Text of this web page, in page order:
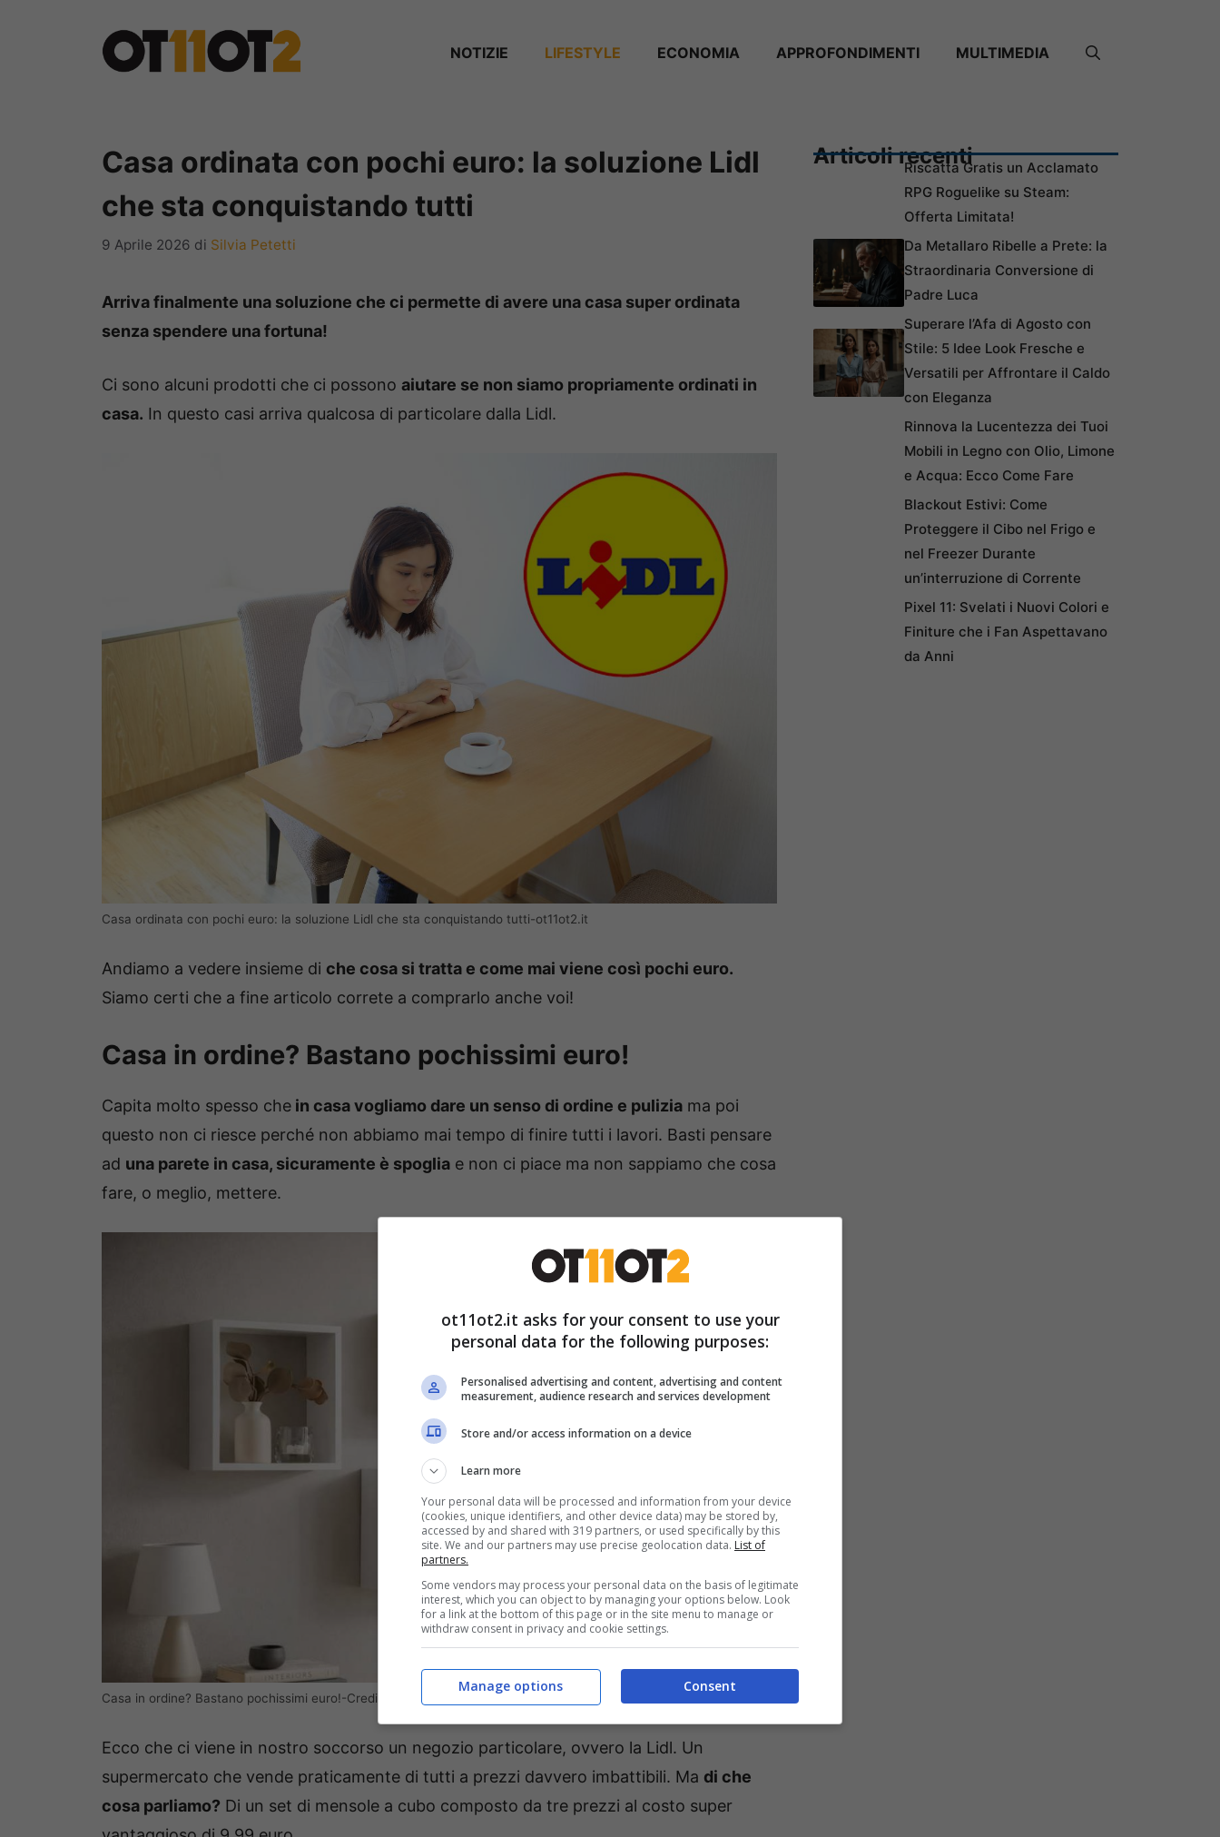
NOTIZIE ⁠⁠LIFESTYLE ECONOMIA APPROFONDIMENTI MULTIMEDIA
Casa ordinata con pochi euro: la soluzione Lidl
che sta conquistando tutti
9 Aprile 2026 di Silvia Petetti
Arriva finalmente una soluzione che ci permette di avere una casa super ordinata
senza spendere una fortuna!
Ci sono alcuni prodotti che ci possono aiutare se non siamo propriamente ordinati in
casa. In questo casi arriva qualcosa di particolare dalla Lidl.
Casa ordinata con pochi euro: la soluzione Lidl che sta conquistando tutti-ot11ot2.it
Andiamo a vedere insieme di che cosa si tratta e come mai viene così pochi euro.
Siamo certi che a fine articolo correte a comprarlo anche voi!
Casa in ordine? Bastano pochissimi euro!
Capita molto spesso che in casa vogliamo dare un senso di ordine e pulizia ma poi
questo non ci riesce perché non abbiamo mai tempo di finire tutti i lavori. Basti pensare
ad una parete in casa, sicuramente è spoglia e non ci piace ma non sappiamo che cosa
fare, o meglio, mettere.
Casa in ordine? Bastano pochissimi euro!-Credit Lidl-Ot11ot2.it
Ecco che ci viene in nostro soccorso un negozio particolare, ovvero la Lidl. Un
supermercato che vende praticamente di tutti a prezzi davvero imbattibili. Ma di che
cosa parliamo? Di un set di mensole a cubo composto da tre prezzi al costo super
Articoli recentiRiscatta Gratis un Acclamato
RPG Roguelike su Steam:
Offerta Limitata!
Da Metallaro Ribelle a Prete: la
Straordinaria Conversione di
Padre Luca
Superare l’Afa di Agosto con
Stile: 5 Idee Look Fresche e
Versatili per Affrontare il Caldo
con Eleganza
Rinnova la Lucentezza dei Tuoi
Mobili in Legno con Olio, Limone
e Acqua: Ecco Come Fare
Blackout Estivi: Come
Proteggere il Cibo nel Frigo e
nel Freezer Durante
un’interruzione di Corrente
Pixel 11: Svelati i Nuovi Colori e
Finiture che i Fan Aspettavano
da Anni
ot11ot2.it asks for your consent to use your
personal data for the following purposes:
Personalised advertising and content, advertising and content
measurement, audience research and services development
Store and/or access information on a device
Learn more
Your personal data will be processed and information from your device
(cookies, unique identifiers, and other device data) may be stored by,
accessed by and shared with 319 partners, or used specifically by this
site. We and our partners may use precise geolocation data. List of
partners.
Some vendors may process your personal data on the basis of legitimate
interest, which you can object to by managing your options below. Look
for a link at the bottom of this page or in the site menu to manage or
withdraw consent in privacy and cookie settings.
Consent
Manage options